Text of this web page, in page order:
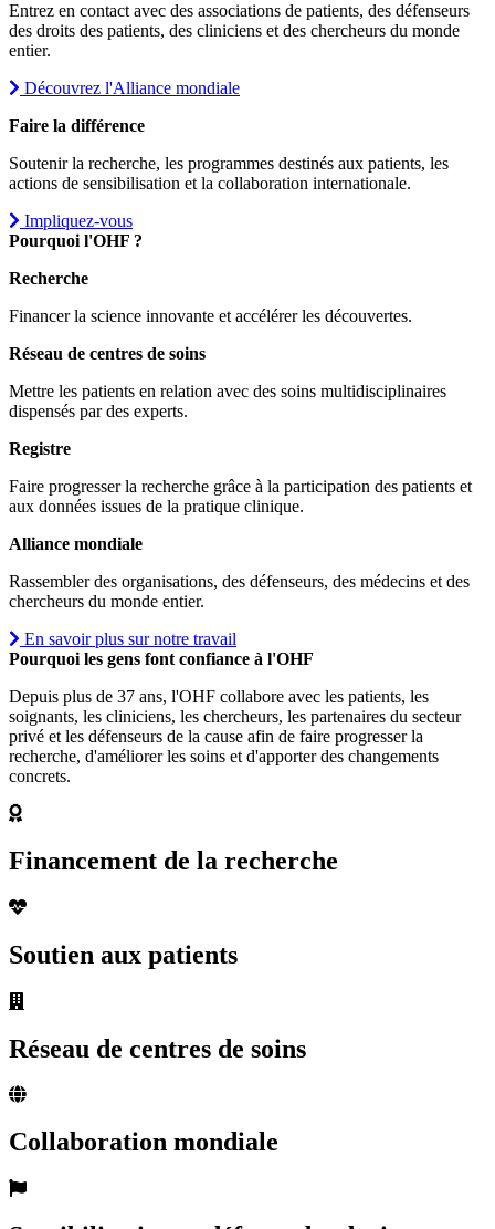
Entrez en contact avec des associations de patients, des défenseurs
des droits des patients, des cliniciens et des chercheurs du monde
entier.
Découvrez l'Alliance mondiale
Faire la différence
Soutenir la recherche, les programmes destinés aux patients, les
actions de sensibilisation et la collaboration internationale.
Impliquez-vous
Pourquoi l'OHF ?
Recherche
Financer la science innovante et accélérer les découvertes.
Réseau de centres de soins
Mettre les patients en relation avec des soins multidisciplinaires
dispensés par des experts.
Registre
Faire progresser la recherche grâce à la participation des patients et
aux données issues de la pratique clinique.
Alliance mondiale
Rassembler des organisations, des défenseurs, des médecins et des
chercheurs du monde entier.
En savoir plus sur notre travail
Pourquoi les gens font confiance à l'OHF
Depuis plus de 37 ans, l'OHF collabore avec les patients, les
soignants, les cliniciens, les chercheurs, les partenaires du secteur
privé et les défenseurs de la cause afin de faire progresser la
recherche, d'améliorer les soins et d'apporter des changements
concrets.
Financement de la recherche
Soutien aux patients
Réseau de centres de soins
Collaboration mondiale